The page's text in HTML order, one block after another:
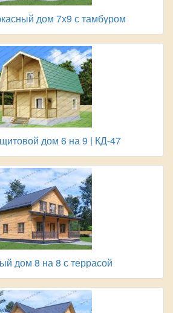
дом 7х9 с тамбуром
дом 6 на 9 | КД-47
дом 8 на 8 с террасой